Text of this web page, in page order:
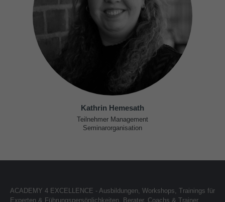
Kathrin Hemesath
Teilnehmer Management
Seminarorganisation
ACADEMY 4 EXCELLENCE - Ausbildungen, Workshops, Trainings für
Experten & Führungspersönlichkeiten, Berater, Coachs & Trainer.